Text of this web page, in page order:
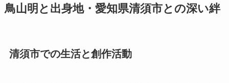
鳥山明と出身地・愛知県清須市との深い絆
清須市での生活と創作活動